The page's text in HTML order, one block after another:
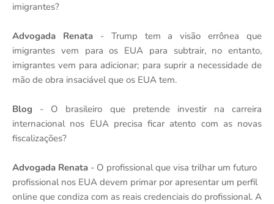
imigrantes?
Advogada Renata- Trump tem a visão errônea que
imigrantes vem para os EUA para subtrair, no entanto,
imigrantes vem para adicionar; para suprir a necessidade de
mão de obra insaciável que os EUA tem.
Blog - O brasileiro que pretende investir na carreira
internacional nos EUA precisa ficar atento com as novas
fiscalizações?
Advogada Renata - O profissional que visa trilhar um futuro
profissional nos EUA devem primar por apresentar um perfil
online que condiza com as reais credenciais do profissional. A